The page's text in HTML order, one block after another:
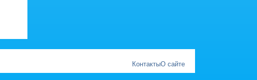
КонтактыО сайте